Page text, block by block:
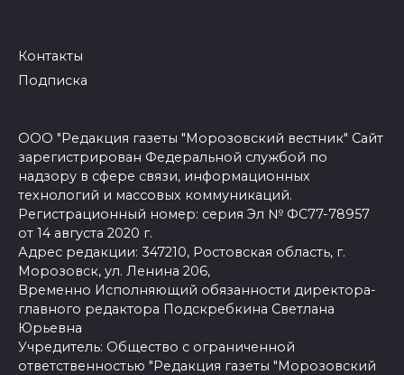
Контакты
Подписка
ООО "Редакция газеты "Морозовский вестник" Сайт
зарегистрирован Федеральной службой по
надзору в сфере связи, информационных
технологий и массовых коммуникаций.
Регистрационный номер: серия Эл № ФС77-78957
от 14 августа 2020 г.
Адрес редакции: 347210, Ростовская область, г.
Морозовск, ул. Ленина 206,
Временно Исполняющий обязанности директора-
главного редактора Подскребкина Светлана
Юрьевна
Учредитель: Общество с ограниченной
ответственностью "Редакция газеты "Морозовский